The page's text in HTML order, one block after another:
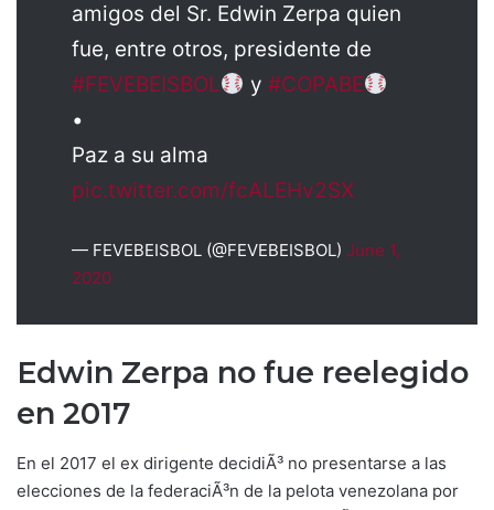
amigos del Sr. Edwin Zerpa quien
fue, entre otros, presidente de
#FEVEBEISBOL
y #COPABE
•
Paz a su alma
pic.twitter.com/fcALEHv2SX
— FEVEBEISBOL (@FEVEBEISBOL) June 1,
2020
Edwin Zerpa no fue reelegido
en 2017
En el 2017 el ex dirigente decidiÃ³ no presentarse a las
elecciones de la federaciÃ³n de la pelota venezolana por